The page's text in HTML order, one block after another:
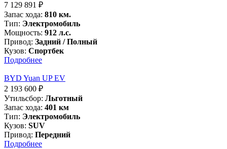
7 129 891 ₽
Запас хода: 810 км.
Тип: Электромобиль
Мощность: 912 л.с.
Привод: Задний / Полный
Кузов: Спортбек
Подробнее
BYD Yuan UP EV
2 193 600 ₽
Утильсбор: Льготный
Запас хода: 401 км
Тип: Электромобиль
Кузов: SUV
Привод: Передний
Подробнее